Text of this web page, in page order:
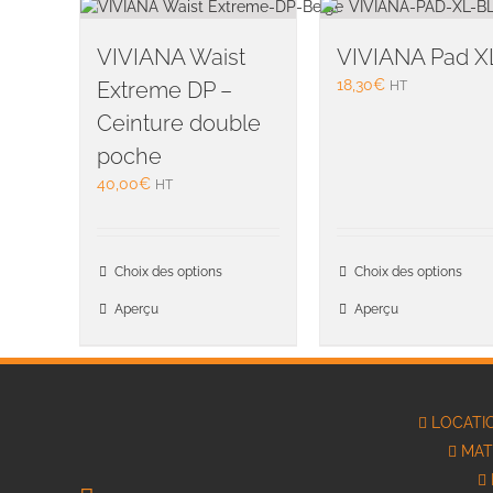
VIVIANA Waist
Extreme DP –
Ceinture double
poche
40,00€ HT
Choix des options
variations.
Aperçu
VIVIANA Pad XL
18,30€ HT
Choix des options
Aperçu